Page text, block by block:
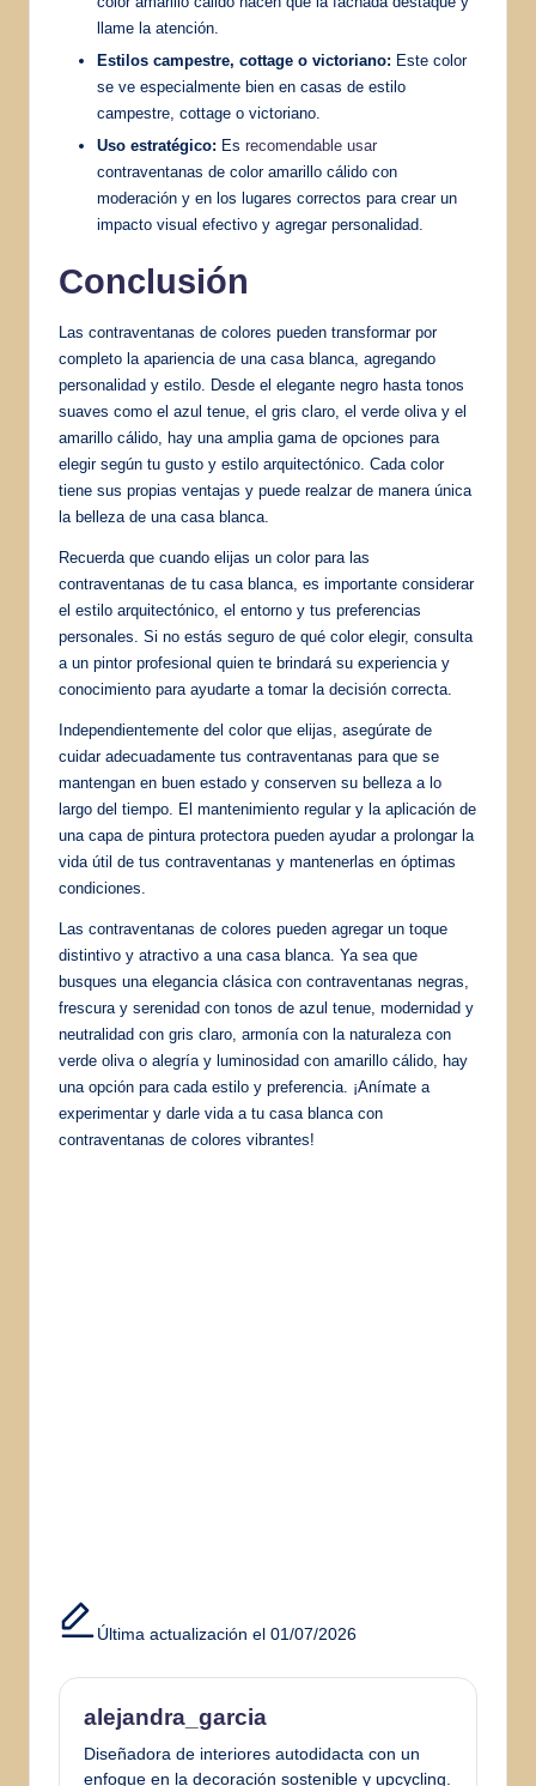
llame la atención.
Estilos campestre, cottage o victoriano: Este color
se ve especialmente bien en casas de estilo
campestre, cottage o victoriano.
Uso estratégico: Es recomendable usar
contraventanas de color amarillo cálido con
moderación y en los lugares correctos para crear un
impacto visual efectivo y agregar personalidad.
Conclusión
Las contraventanas de colores pueden transformar por
completo la apariencia de una casa blanca, agregando
personalidad y estilo. Desde el elegante negro hasta tonos
suaves como el azul tenue, el gris claro, el verde oliva y el
amarillo cálido, hay una amplia gama de opciones para
elegir según tu gusto y estilo arquitectónico. Cada color
tiene sus propias ventajas y puede realzar de manera única
la belleza de una casa blanca.
Recuerda que cuando elijas un color para las
contraventanas de tu casa blanca, es importante considerar
el estilo arquitectónico, el entorno y tus preferencias
personales. Si no estás seguro de qué color elegir, consulta
a un pintor profesional quien te brindará su experiencia y
conocimiento para ayudarte a tomar la decisión correcta.
Independientemente del color que elijas, asegúrate de
cuidar adecuadamente tus contraventanas para que se
mantengan en buen estado y conserven su belleza a lo
largo del tiempo. El mantenimiento regular y la aplicación de
una capa de pintura protectora pueden ayudar a prolongar la
vida útil de tus contraventanas y mantenerlas en óptimas
condiciones.
Las contraventanas de colores pueden agregar un toque
distintivo y atractivo a una casa blanca. Ya sea que
busques una elegancia clásica con contraventanas negras,
frescura y serenidad con tonos de azul tenue, modernidad y
neutralidad con gris claro, armonía con la naturaleza con
verde oliva o alegría y luminosidad con amarillo cálido, hay
una opción para cada estilo y preferencia. ¡Anímate a
experimentar y darle vida a tu casa blanca con
contraventanas de colores vibrantes!
Última actualización el 01/07/2026
alejandra_garcia
Diseñadora de interiores autodidacta con un
enfoque en la decoración sostenible y upcycling.